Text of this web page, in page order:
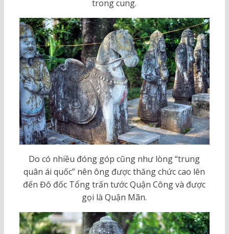
trong cung.
Do có nhiều đóng góp cũng như lòng “trung
quân ái quốc” nên ông được thăng chức cao lên
đến Đô đốc Tổng trấn tước Quận Công và được
gọi là Quận Mãn.